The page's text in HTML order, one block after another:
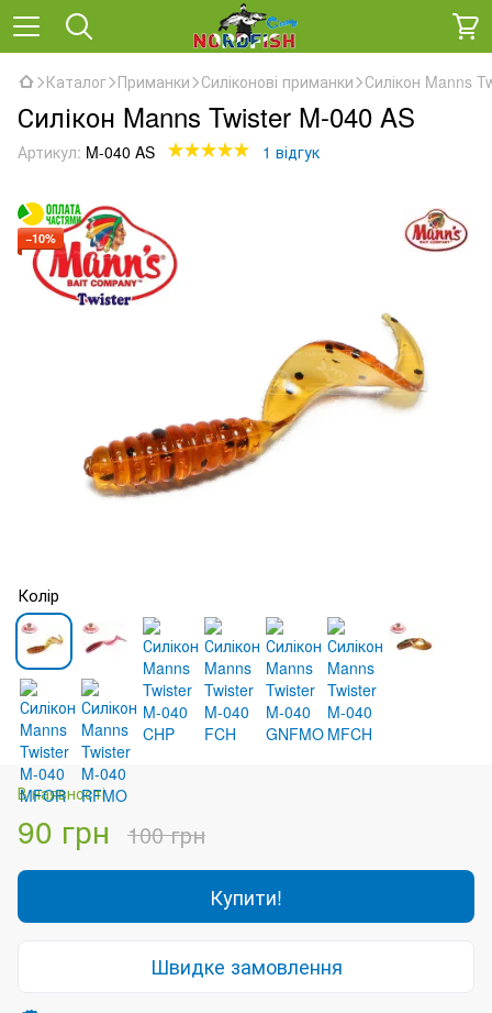
Каталог Приманки Силіконові приманки Силікон Manns
Силікон Manns Twister M-040 AS
Артикул: M-040 AS 1 відгук
−10%
Колір
В наявності
90 грн 100 грн
Купити!
Швидке замовлення